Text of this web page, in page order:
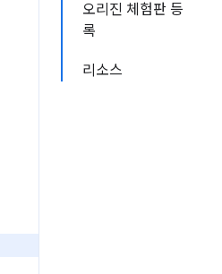
오리진 체험판 등
록
리소스